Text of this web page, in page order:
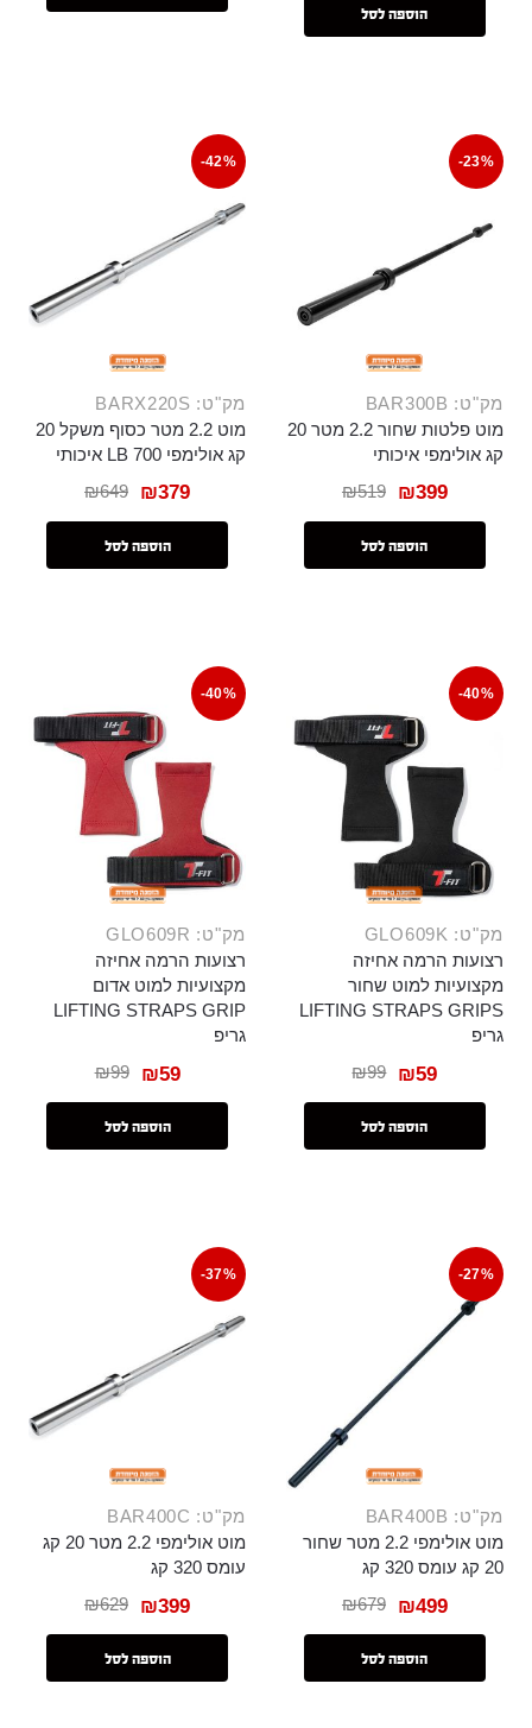
הוספה לסל
-23%
מק"ט: BAR300B
מוט פלטות שחור 2.2 מטר 20
קג אולימפי איכותי
₪519 ₪399
הוספה לסל
-42%
מק"ט: BARX220S
מוט 2.2 מטר כסוף משקל 20
קג אולימפי 700 LB איכותי
₪649 ₪379
הוספה לסל
-40%
מק"ט: GLO609K
רצועות הרמה אחיזה
מקצועיות למוט שחור
LIFTING STRAPS GRIPS
גריפ
₪99 ₪59
הוספה לסל
-40%
מק"ט: GLO609R
רצועות הרמה אחיזה
מקצועיות למוט אדום
LIFTING STRAPS GRIP
גריפ
₪99 ₪59
הוספה לסל
-27%
מק"ט: BAR400B
מוט אולימפי 2.2 מטר שחור
20 קג עומס 320 קג
₪679 ₪499
הוספה לסל
-37%
מק"ט: BAR400C
מוט אולימפי 2.2 מטר 20 קג
עומס 320 קג
₪629 ₪399
הוספה לסל